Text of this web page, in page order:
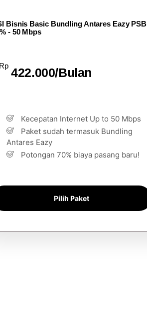
Bisnis Basic Bundling Antares Eazy PSB
- 50 Mbps
Rp 422.000/Bulan
Kecepatan Internet Up to 50 Mbps
Paket sudah termasuk Bundling
Antares Eazy
Potongan 70% biaya pasang baru!
Pilih Paket